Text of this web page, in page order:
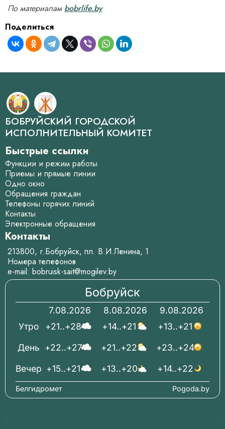
По материалам bobrlife.by
Поделиться
БОБРУЙСКИЙ ГОРОДСКОЙ
ИСПОЛНИТЕЛЬНЫЙ КОМИТЕТ
Быстрые ссылки
Функции и режим работы
Приемы и прямые линии
Одно окно
Обращения граждан
Телефоны горячих линий
Контакты
Электронные обращения
Контакты
213800, г.Бобруйск, пл. В.И.Ленина, 1
Номера телефонов
e-mail: bobruisk-sait@mogilev.by
Бобруйск
7.08.2026
+21..+28
+22..+27
+15..+21
8.08.2026
+14..+21
+21..+22
+13..+20
9.08.2026
+13..+21
+23..+24
+14..+22
Вечер
День
Утро
Pogoda.by
Белгидромет